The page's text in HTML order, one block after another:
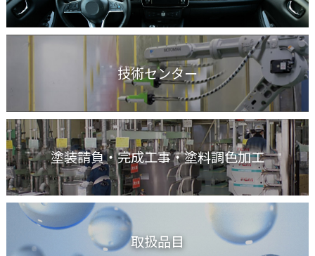
技術センター
塗装請負・完成工事・塗料調色加工
取扱品目